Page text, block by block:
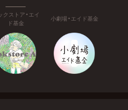
クストア・エイ
ド基金
小劇場・エイド基金